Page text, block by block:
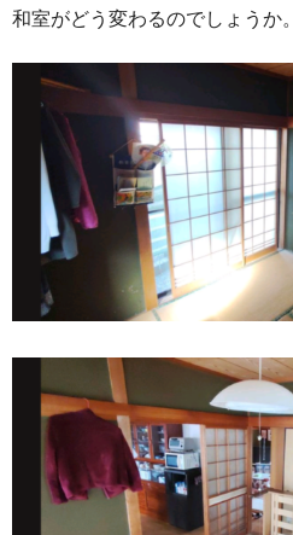
和室がどう変わるのでしょうか。